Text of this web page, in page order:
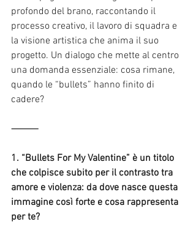
profondo del brano, raccontando il
processo creativo, il lavoro di squadra e
la visione artistica che anima il suo
progetto. Un dialogo che mette al centro
una domanda essenziale: cosa rimane,
quando le “bullets” hanno finito di
cadere?
⸻
1. “Bullets For My Valentine” è un titolo
che colpisce subito per il contrasto tra
amore e violenza: da dove nasce questa
immagine così forte e cosa rappresenta
per te?